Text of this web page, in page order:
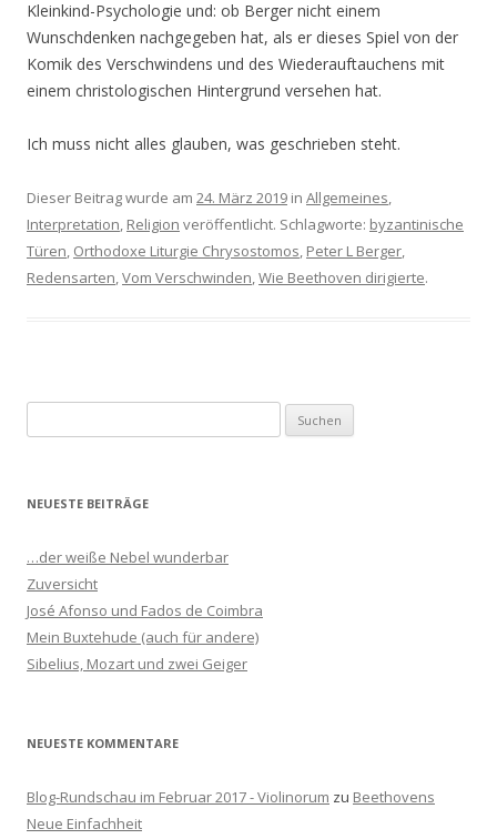
Kleinkind-Psychologie und: ob Berger nicht einem
Wunschdenken nachgegeben hat, als er dieses Spiel von der
Komik des Verschwindens und des Wiederauftauchens mit
einem christologischen Hintergrund versehen hat.
Ich muss nicht alles glauben, was geschrieben steht.
Dieser Beitrag wurde am 24. März 2019 in Allgemeines,
Interpretation, Religion veröffentlicht. Schlagworte: byzantinische
Türen, Orthodoxe Liturgie Chrysostomos, Peter L Berger,
Redensarten,Vom Verschwinden,Wie Beethoven dirigierte.
u
h
n
a
c
h
NEUESTE BEITRÄGE
…der weiße Nebel wunderbar
Zuversicht
José Afonso und Fados de Coimbra
Mein Buxtehude (auch für andere)
Sibelius, Mozart und zwei Geiger
NEUESTE KOMMENTARE
Blog-Rundschau im Februar 2017 - Violinorum zu Beethovens
Neue Einfachheit